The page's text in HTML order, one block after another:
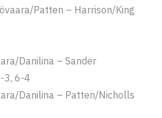
Patten – Harrison/King
Danilina – Sander
3, 6-4
Danilina – Patten/Nicholls